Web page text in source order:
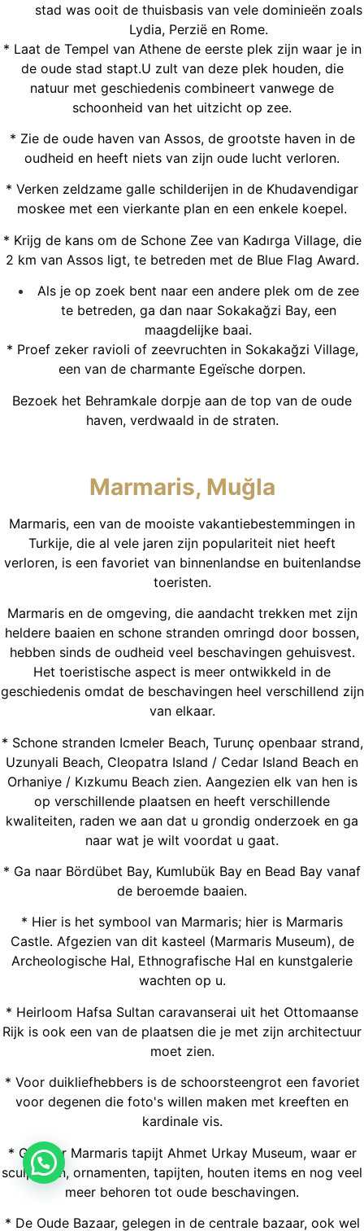
stad was ooit de thuisbasis van vele dominieën zoals
Lydia, Perzië en Rome.
* Laat de Tempel van Athene de eerste plek zijn waar je in
de oude stad stapt.U zult van deze plek houden, die
natuur met geschiedenis combineert vanwege de
schoonheid van het uitzicht op zee.
* Zie de oude haven van Assos, de grootste haven in de
oudheid en heeft niets van zijn oude lucht verloren.
* Verken zeldzame galle schilderijen in de Khudavendigar
moskee met een vierkante plan en een enkele koepel.
* Krijg de kans om de Schone Zee van Kadırga Village, die
2 km van Assos ligt, te betreden met de Blue Flag Award.
Als je op zoek bent naar een andere plek om de zee
te betreden, ga dan naar Sokakağzi Bay, een
maagdelijke baai.
* Proef zeker ravioli of zeevruchten in Sokakağzi Village,
een van de charmante Egeïsche dorpen.
Bezoek het Behramkale dorpje aan de top van de oude
haven, verdwaald in de straten.
Marmaris, Muğla
Marmaris, een van de mooiste vakantiebestemmingen in
Turkije, die al vele jaren zijn populariteit niet heeft
verloren, is een favoriet van binnenlandse en buitenlandse
toeristen.
Marmaris en de omgeving, die aandacht trekken met zijn
heldere baaien en schone stranden omringd door bossen,
hebben sinds de oudheid veel beschavingen gehuisvest.
Het toeristische aspect is meer ontwikkeld in de
geschiedenis omdat de beschavingen heel verschillend zijn
van elkaar.
* Schone stranden Icmeler Beach, Turunç openbaar strand,
Uzunyali Beach, Cleopatra Island / Cedar Island Beach en
Orhaniye / Kızkumu Beach zien. Aangezien elk van hen is
op verschillende plaatsen en heeft verschillende
kwaliteiten, raden we aan dat u grondig onderzoek en ga
naar wat je wilt voordat u gaat.
* Ga naar Bördübet Bay, Kumlubük Bay en Bead Bay vanaf
de beroemde baaien.
* Hier is het symbool van Marmaris; hier is Marmaris
Castle. Afgezien van dit kasteel (Marmaris Museum), de
Archeologische Hal, Ethnografische Hal en kunstgalerie
wachten op u.
* Heirloom Hafsa Sultan caravanserai uit het Ottomaanse
Rijk is ook een van de plaatsen die je met zijn architectuur
moet zien.
* Voor duikliefhebbers is de schoorsteengrot een favoriet
voor degenen die foto's willen maken met kreeften en
kardinale vis.
* Ga naar Marmaris tapijt Ahmet Urkay Museum, waar er
sculpturen, ornamenten, tapijten, houten items en nog veel
meer behoren tot oude beschavingen.
* De Oude Bazaar, gelegen in de centrale bazaar, ook wel